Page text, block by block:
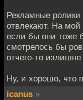
Рекламные
отвлекают. На
если бы они тоже
смотрелось бы
отчего-то
Ну, и хорошо, что
icanus »